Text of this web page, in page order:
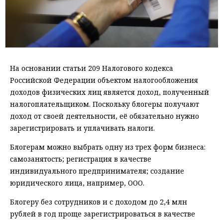
На основании статьи 209 Налогового кодекса
Российской Федерации объектом налогообложения
доходов физических лиц является доход, полученный
налогоплательщиком. Поскольку блогеры получают
доход от своей деятельности, её обязательно нужно
зарегистрировать и уплачивать налоги.
Блогерам можно выбрать одну из трех форм бизнеса:
самозанятость; регистрация в качестве
индивидуального предпринимателя; создание
юридического лица, например, ООО.
Блогеру без сотрудников и с доходом до 2,4 млн
рублей в год проще зарегистрироваться в качестве